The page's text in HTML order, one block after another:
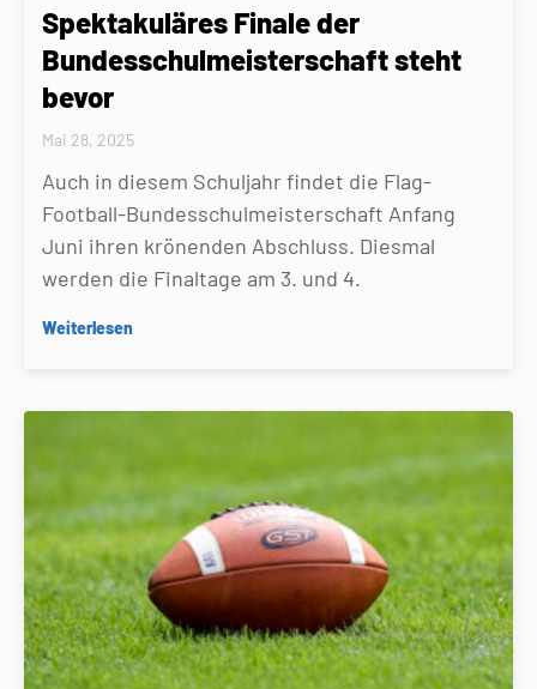
Spektakuläres Finale der
Bundesschulmeisterschaft steht
bevor
Mai 28, 2025
Auch in diesem Schuljahr findet die Flag-
Football-Bundesschulmeisterschaft Anfang
Juni ihren krönenden Abschluss. Diesmal
werden die Finaltage am 3. und 4.
Weiterlesen